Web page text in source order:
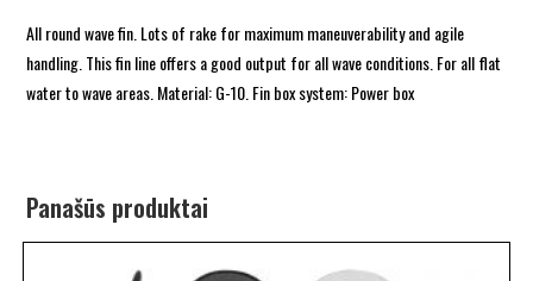
All round wave fin. Lots of rake for maximum maneuverability and agile
handling. This fin line offers a good output for all wave conditions. For all flat
water to wave areas. Material: G-10. Fin box system: Power box
Panašūs produktai